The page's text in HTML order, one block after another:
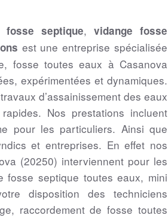
fosse septique, vidange fosse
est une entreprise spécialisée
fosse toutes eaux à Casanova
expérimentées et dynamiques.
d’assainissement des eaux
Nos prestations incluent
pour les particuliers. Ainsi que
et entreprises. En effet nos
(20250) interviennent pour les
fosse septique toutes eaux, mini
disposition des techniciens
raccordement de fosse toutes